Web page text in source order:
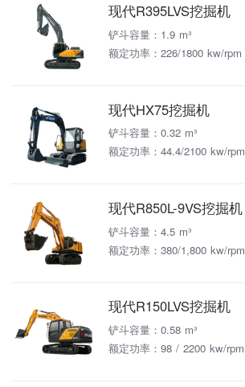
现代R395LVS挖掘机
铲斗容量：1.9 m³
额定功率：226/1800 kw/rpm
现代HX75挖掘机
铲斗容量：0.32 m³
额定功率：44.4/2100 kw/rpm
现代R850L-9VS挖掘机
铲斗容量：4.5 m³
额定功率：380/1,800 kw/rpm
现代R150LVS挖掘机
铲斗容量：0.58 m³
额定功率：98 / 2200 kw/rpm